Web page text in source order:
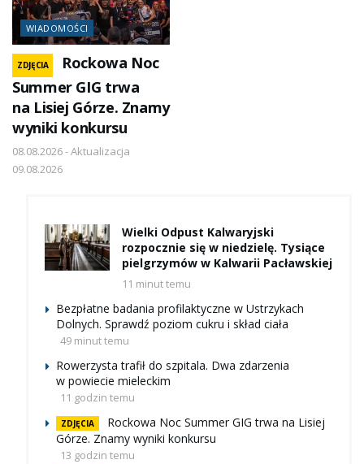
WIADOMOŚCI
ZDJĘCIA
Rockowa Noc
Summer GIG trwa
na Lisiej Górze. Znamy
wyniki konkursu
08.08.2026 - Aktualizacja
09.08.2026
Wielki Odpust Kalwaryjski
rozpocznie się w niedzielę. Tysiące
pielgrzymów w Kalwarii Pacławskiej
11 minut temu
Bezpłatne badania profilaktyczne w Ustrzykach
Dolnych. Sprawdź poziom cukru i skład ciała
49 minut temu
Rowerzysta trafił do szpitala. Dwa zdarzenia
w powiecie mieleckim
11 godzin temu
ZDJĘCIA
Rockowa Noc Summer GIG trwa na Lisiej
Górze. Znamy wyniki konkursu
13 godzin temu